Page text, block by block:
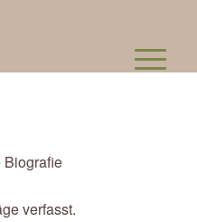
Biografie
verfasst.